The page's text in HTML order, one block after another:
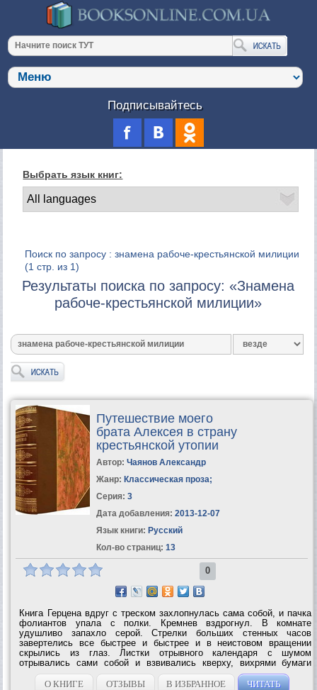
Подписывайтесь
Выбрать язык книг:
Поиск по запросу : знамена рабоче-крестьянской милиции
(1 стр. из 1)
Результаты поиска по запросу: «Знамена
рабоче-крестьянской милиции»
Путешествие моего
брата Алексея в страну
крестьянской утопии
Автор: Чаянов Александр
Жанр: Классическая проза;
Серия: 3
Дата добавления: 2013-12-07
Язык книги: Русский
Кол-во страниц: 13
0
Книга Герцена вдруг с треском захлопнулась сама собой, и пачка
фолиантов упала с полки. Кремнев вздрогнул. В комнате
удушливо запахло серой. Стрелки больших стенных часов
завертелись все быстрее и быстрее и в неистовом вращении
скрылись из глаз. Листки отрывного календаря с шумом
отрывались сами собой и взвивались кверху, вихрями бумаги
наполняя комнату. Стены как-то исказились и дрожали. У
Кремнева кружилась голова, и холодный пот...
О КНИГЕ ОТЗЫВЫ В ИЗБРАННОЕ ЧИТАТЬ